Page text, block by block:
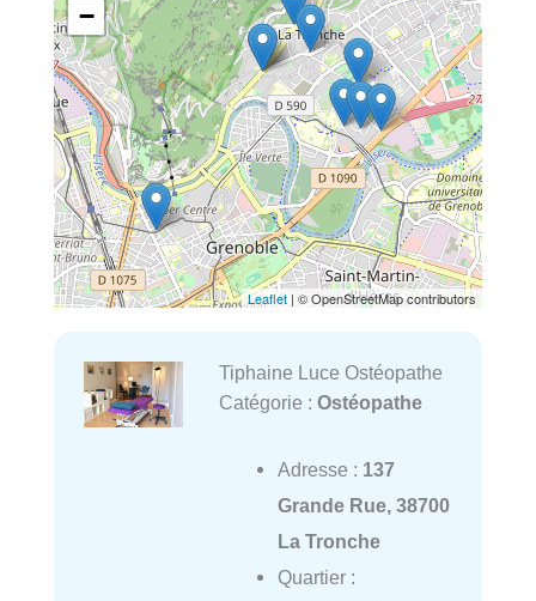
−
Leaflet | © OpenStreetMap contributors
Tiphaine Luce Ostéopathe
Catégorie : Ostéopathe
Adresse : 137
Grande Rue, 38700
La Tronche
Quartier :